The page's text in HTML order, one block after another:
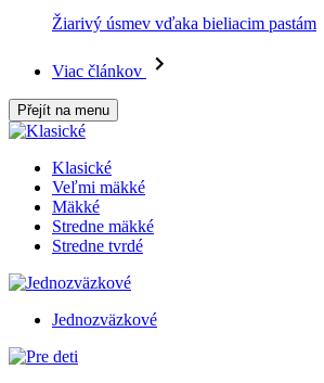
Žiarivý úsmev vďaka bieliacim pastám
Viac článkov
Přejít na menu
Klasické
Veľmi mäkké
Mäkké
Stredne mäkké
Stredne tvrdé
Jednozväzkové